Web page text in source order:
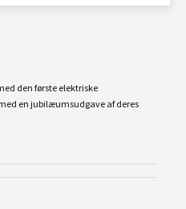
den første elektriske
en jubilæumsudgave af deres